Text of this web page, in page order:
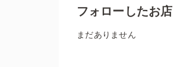
フォローしたお店
まだありません